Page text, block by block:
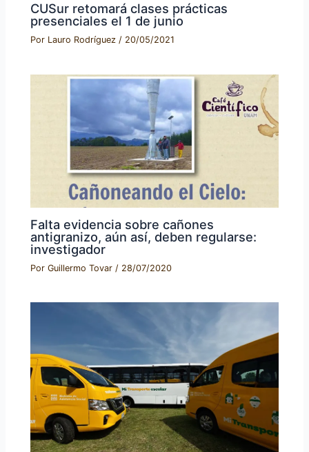
CUSur retomará clases prácticas
presenciales el 1 de junio
Por Lauro Rodríguez/ 20/05/2021
Falta evidencia sobre cañones
antigranizo, aún así, deben regularse:
investigador
PorGuillermo Tovar / 28/07/2020